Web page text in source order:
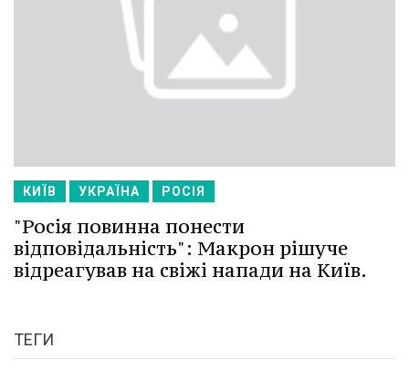
КИЇВ УКРАЇНА РОСІЯ
"Росія повинна понести
відповідальність": Макрон рішуче
відреагував на свіжі напади на Київ.
ТЕГИ